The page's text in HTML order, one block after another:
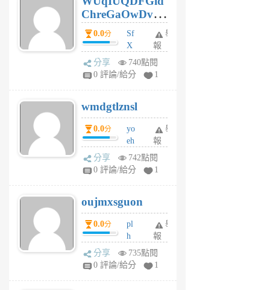
月
前
ChreGaOwDv
dY0.0分
Sf
X
Pe
Jc
R
P
m
v
A
V
個
月
前
舉
報
分享
740點閱
0 評論/給分
1
wmdgtlznsl
0.0分
yo
eh
ld
gy
個
月
前
舉
報
分享
742點閱
0 評論/給分
1
oujmxsguon
0.0分
pl
h
wi
w
舉
報
分享
735點閱
0 評論/給分
1